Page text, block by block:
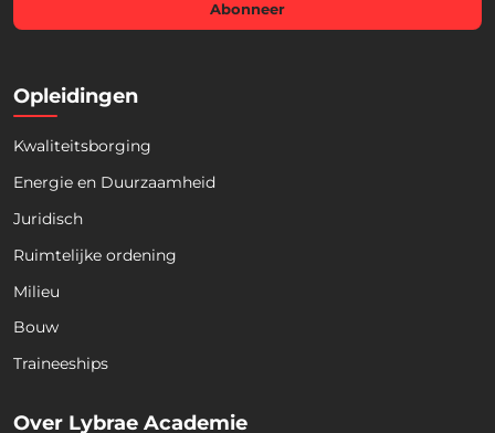
*
Abonneer
Opleidingen
Kwaliteitsborging
Energie en Duurzaamheid
Juridisch
Ruimtelijke ordening
Milieu
Bouw
Traineeships
Over Lybrae Academie